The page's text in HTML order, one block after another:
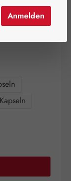
Anmelden